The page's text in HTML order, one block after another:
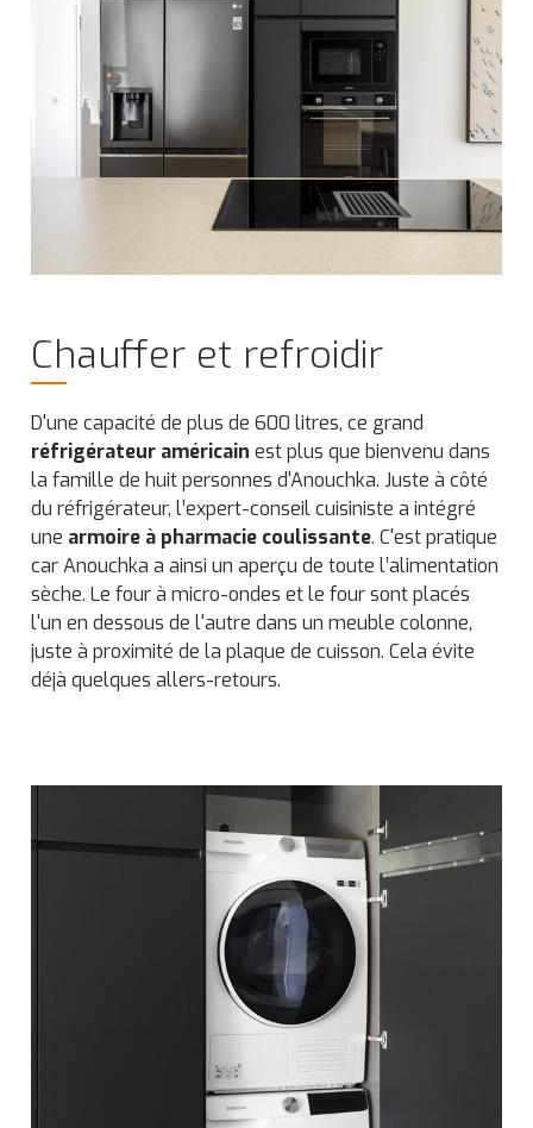
Chauffer et refroidir
D'une capacité de plus de 600 litres, ce grand
réfrigérateur américain est plus que bienvenu dans
la famille de huit personnes d'Anouchka. Juste à côté
du réfrigérateur, l’expert-conseil cuisiniste a intégré
une armoire à pharmacie coulissante. C'est pratique
car Anouchka a ainsi un aperçu de toute l’alimentation
sèche. Le four à micro-ondes et le four sont placés
l'un en dessous de l'autre dans un meuble colonne,
juste à proximité de la plaque de cuisson. Cela évite
déjà quelques allers-retours.